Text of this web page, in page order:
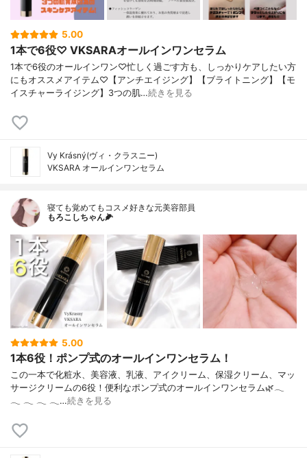
5.00
1本で6役♡ VKSARAオールインワンセラム
1本で6役のオールインワン♡忙しく過ごす方も、しっかりケアしたい方
にもオススメアイテム♡【アンチエイジング】【ブライトニング】【モ
イスチャーライジング】3つの肌…続きを見る
Vy Krásný(ヴィ・クラスニー)
VKSARA オールインワンセラム
寝ても覚めてもコスメ好きな元美容部員
もろこしちゃん🌽
5.00
1本6役！ポンプ式のオールインワンセラム！
この一本で化粧水、美容液、乳液、アイクリーム、保湿クリーム、マッ
サージクリームの6役！便利なポンプ式のオールインワンセラム🌿‪𓂃‬
‪𓂃‬ ‪𓂃‬ ‪𓂃‬ ‪𓂃…続きを見る